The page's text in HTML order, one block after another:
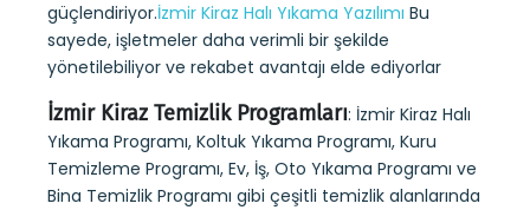
güçlendiriyor.İzmir Kiraz Halı Yıkama Yazılımı Bu
sayede, işletmeler daha verimli bir şekilde
yönetilebiliyor ve rekabet avantajı elde ediyorlar
İzmir Kiraz Temizlik Programları: İzmir Kiraz Halı
Yıkama Programı, Koltuk Yıkama Programı, Kuru
Temizleme Programı, Ev, İş, Oto Yıkama Programı ve
Bina Temizlik Programı gibi çeşitli temizlik alanlarında